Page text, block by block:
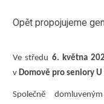
Opět propojujeme
Ve středu 6. května
vDomově pro seniory U
Společně